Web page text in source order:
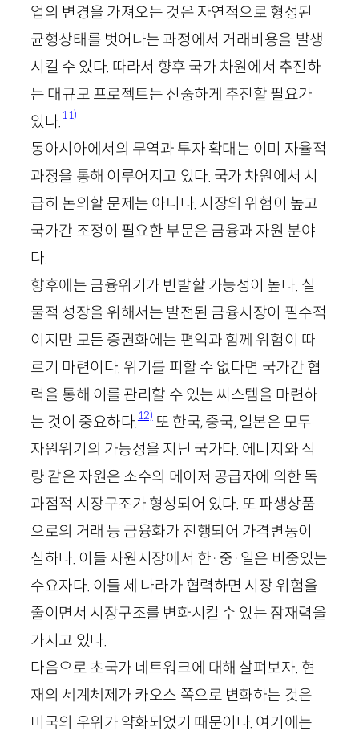
업의 변경을 가져오는 것은 자연적으로 형성된
균형상태를 벗어나는 과정에서 거래비용을 발생
시킬 수 있다. 따라서 향후 국가 차원에서 추진하
는 대규모 프로젝트는 신중하게 추진할 필요가
있다.11)
동아시아에서의 무역과 투자 확대는 이미 자율적
과정을 통해 이루어지고 있다. 국가 차원에서 시
급히 논의할 문제는 아니다. 시장의 위험이 높고
국가간 조정이 필요한 부문은 금융과 자원 분야
다.
향후에는 금융위기가 빈발할 가능성이 높다. 실
물적 성장을 위해서는 발전된 금융시장이 필수적
이지만 모든 증권화에는 편익과 함께 위험이 따
르기 마련이다. 위기를 피할 수 없다면 국가간 협
력을 통해 이를 관리할 수 있는 씨스템을 마련하
는 것이 중요하다. 12)또 한국, 중국, 일본은 모두
자원위기의 가능성을 지닌 국가다. 에너지와 식
량 같은 자원은 소수의 메이저 공급자에 의한 독
과점적 시장구조가 형성되어 있다. 또 파생상품
으로의 거래 등 금융화가 진행되어 가격변동이
심하다. 이들 자원시장에서 한·중·일은 비중있는
수요자다. 이들 세 나라가 협력하면 시장 위험을
줄이면서 시장구조를 변화시킬 수 있는 잠재력을
가지고 있다.
다음으로 초국가 네트워크에 대해 살펴보자. 현
재의 세계체제가 카오스 쪽으로 변화하는 것은
미국의 우위가 약화되었기 때문이다. 여기에는